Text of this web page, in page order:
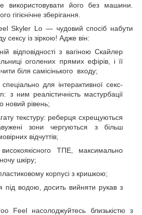
використовувати його без машини.
гігієнічне зберігання.
Skyler Lo — чудовий спосіб набути
сексу із зіркою! Адже він:
відповідності з вагіною Скайлер
оголених прямих ефірів, і її
біля самісінького входу;
для інтерактивної секс-
ним реалістичність мастурбації
новий рівень;
текстуру: реберця схрещуються
зони чергуються з більш
відчуттів;
TПE, максимально
шкіру;
корпусі з кришкою;
під водою, досить вийняти рукав з
Feel насолоджуйтесь близькістю з